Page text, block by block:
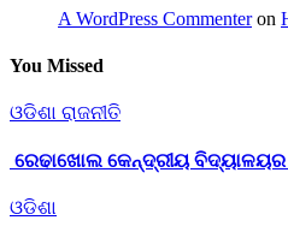
A WordPress Commenteron
You Missed
ଓଡିଶା ରାଜନୀତି
ରେଢାଖୋଲ କେନ୍ଦ୍ରୀୟ
ଓଡିଶା